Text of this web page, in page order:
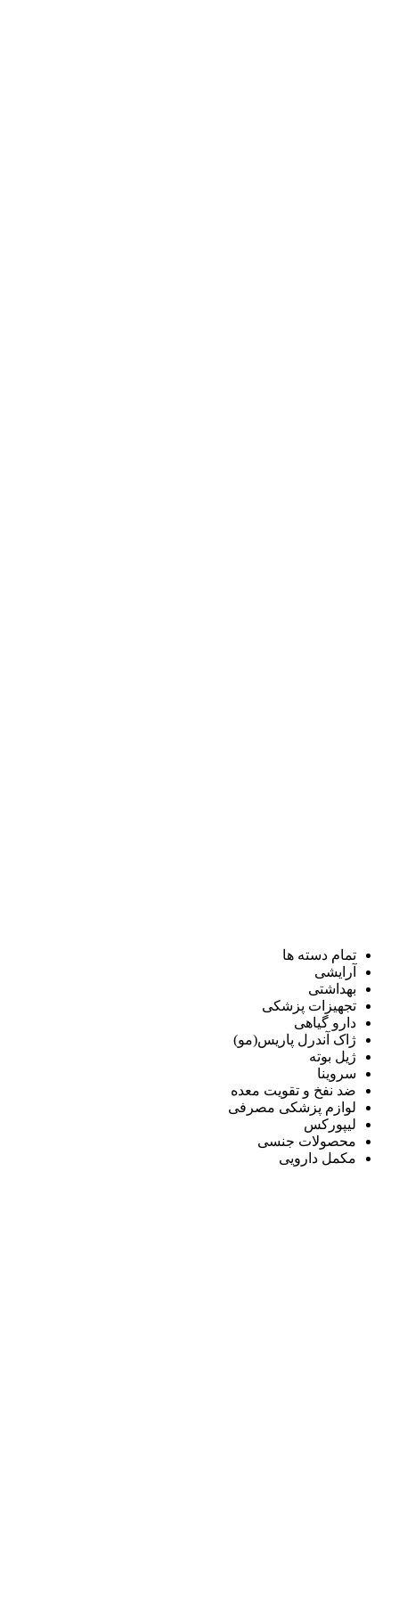
تمام دسته ها
آرایشی
بهداشتی
تجهیزات پزشکی
دارو گیاهی
ژاک آندرل پاریس(مو)
ژیل بوته
سروینا
ضد نفخ و تقویت معده
لوازم پزشکی مصرفی
لیپورکس
محصولات جنسی
مکمل دارویی